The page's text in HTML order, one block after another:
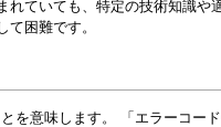
ていても、特定の技術知識や
困難です。
を意味します。 「エラーコー